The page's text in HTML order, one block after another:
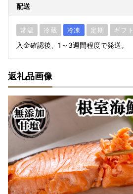
配送
常温 冷蔵 冷凍 定期 ギフト
入金確認後、1～3週間程度で発送。
返礼品画像